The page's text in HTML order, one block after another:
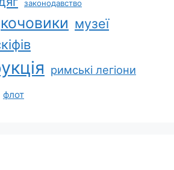
законодавство
кочовики музеї
римські легіони
флот